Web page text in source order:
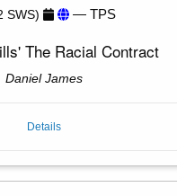
SWS) — TPS
The Racial Contract
Daniel James
Details